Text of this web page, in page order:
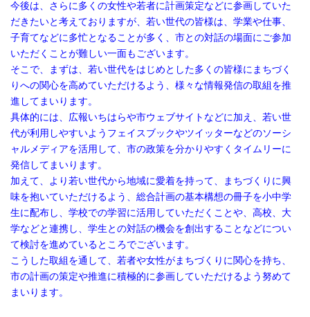
今後は、さらに多くの女性や若者に計画策定などに参画していた
だきたいと考えておりますが、若い世代の皆様は、学業や仕事、
子育てなどに多忙となることが多く、市との対話の場面にご参加
いただくことが難しい一面もございます。
そこで、まずは、若い世代をはじめとした多くの皆様にまちづく
りへの関心を高めていただけるよう、様々な情報発信の取組を推
進してまいります。
具体的には、広報いちはらや市ウェブサイトなどに加え、若い世
代が利用しやすいようフェイスブックやツイッターなどのソーシ
ャルメディアを活用して、市の政策を分かりやすくタイムリーに
発信してまいります。
加えて、より若い世代から地域に愛着を持って、まちづくりに興
味を抱いていただけるよう、総合計画の基本構想の冊子を小中学
生に配布し、学校での学習に活用していただくことや、高校、大
学などと連携し、学生との対話の機会を創出することなどについ
て検討を進めているところでございます。
こうした取組を通して、若者や女性がまちづくりに関心を持ち、
市の計画の策定や推進に積極的に参画していただけるよう努めて
まいります。